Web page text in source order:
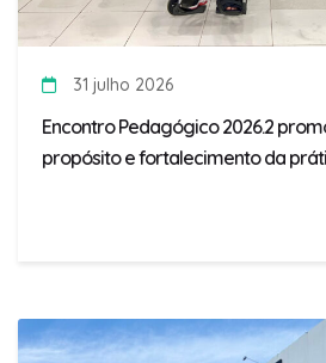
31 julho 2026
Encontro Pedagógico 2026.2
propósito e fortalecimento da